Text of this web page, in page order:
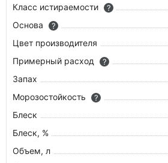
Класс истираемости
?
Основа
?
Цвет производителя
Примерный расход
?
Запах
Морозостойкость
?
Блеск
Блеск, %
Объем, л